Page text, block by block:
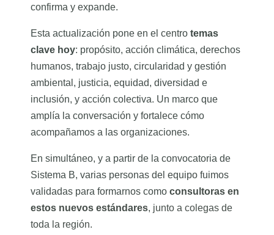
confirma y expande.
Esta actualización pone en el centro temas
clave hoy: propósito, acción climática, derechos
humanos, trabajo justo, circularidad y gestión
ambiental, justicia, equidad, diversidad e
inclusión, y acción colectiva. Un marco que
amplía la conversación y fortalece cómo
acompañamos a las organizaciones.
En simultáneo, y a partir de la convocatoria de
Sistema B, varias personas del equipo fuimos
validadas para formarnos como consultorasen
estos nuevos estándares, junto a colegas de
toda la región.